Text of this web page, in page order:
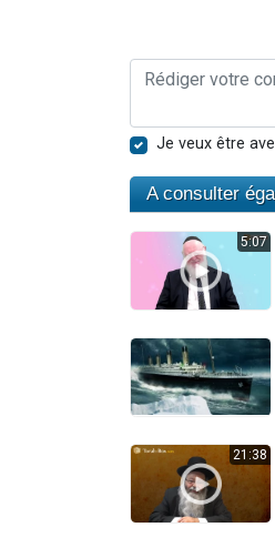
Je veux être
A consulter
5:07
21:38